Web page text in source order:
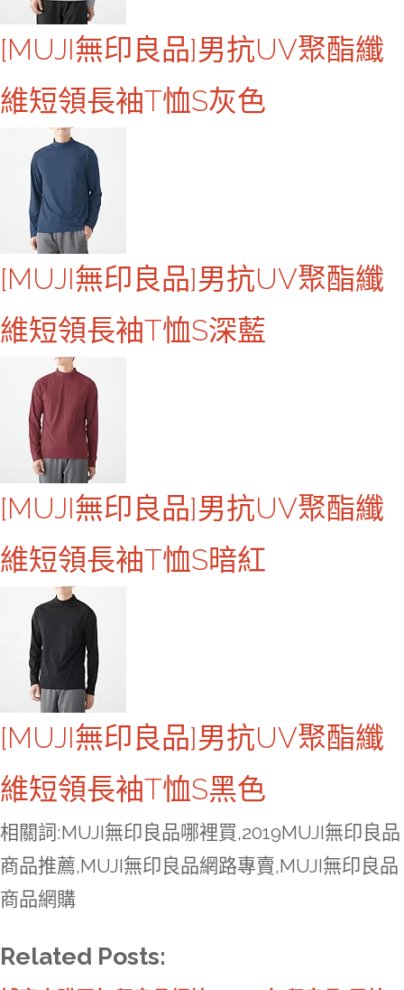
[MUJI無印良品]男抗UV聚酯纖
維短領長袖T恤S灰色
[MUJI無印良品]男抗UV聚酯纖
維短領長袖T恤S深藍
[MUJI無印良品]男抗UV聚酯纖
維短領長袖T恤S暗紅
[MUJI無印良品]男抗UV聚酯纖
維短領長袖T恤S黑色
相關詞:MUJI無印良品哪裡買,2019MUJI無印良品
商品推薦,MUJI無印良品網路專賣,MUJI無印良品
商品網購
Related Posts: